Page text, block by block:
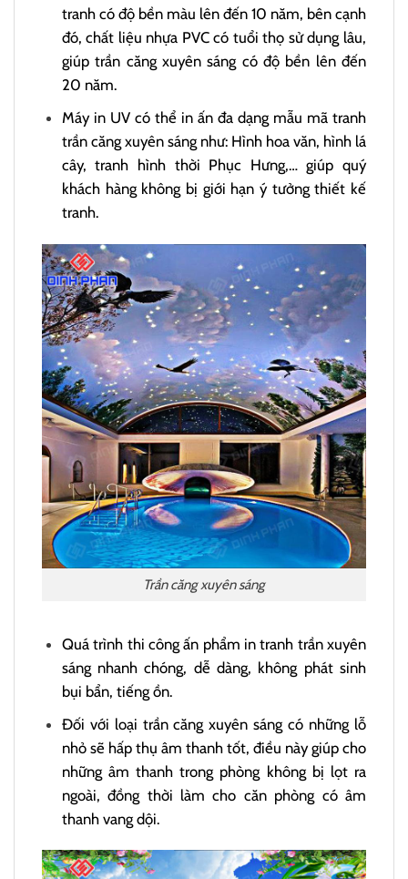
tranh có độ bền màu lên đến 10 năm, bên cạnh
đó, chất liệu nhựa PVC có tuổi thọ sử dụng lâu,
giúp trần căng xuyên sáng có độ bền lên đến
20 năm.
Máy in UV có thể in ấn đa dạng mẫu mã tranh
trần căng xuyên sáng như: Hình hoa văn, hình lá
cây, tranh hình thời Phục Hưng,… giúp quý
khách hàng không bị giới hạn ý tưởng thiết kế
tranh.
Trần căng xuyên sáng
Quá trình thi công ấn phẩm in tranh trần xuyên
sáng nhanh chóng, dễ dàng, không phát sinh
bụi bẩn, tiếng ồn.
Đối với loại trần căng xuyên sáng có những lỗ
nhỏ sẽ hấp thụ âm thanh tốt, điều này giúp cho
những âm thanh trong phòng không bị lọt ra
ngoài, đồng thời làm cho căn phòng có âm
thanh vang dội.